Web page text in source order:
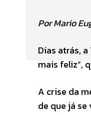
Por Mario
Dias atrás,
mais feliz”,
A crise da
de que já